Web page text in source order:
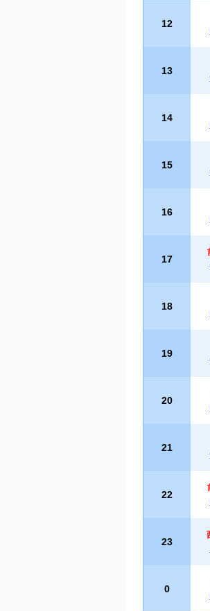
12
13
14
15
16
17
18
19
20
21
22
23
0